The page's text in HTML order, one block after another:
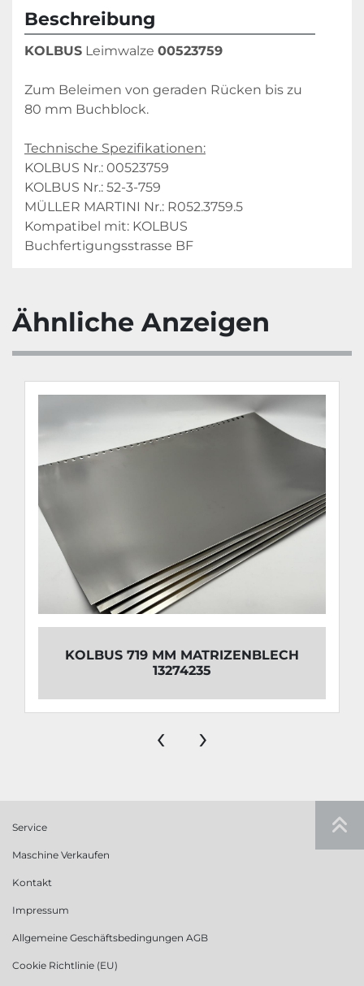
Beschreibung
KOLBUS Leimwalze 00523759
Zum Beleimen von geraden Rücken bis zu
80 mm Buchblock.
Technische Spezifikationen:
KOLBUS Nr.: 00523759
KOLBUS Nr.: 52-3-759
MÜLLER MARTINI Nr.: R052.3759.5
Kompatibel mit: KOLBUS
Buchfertigungsstrasse BF
Ähnliche Anzeigen
KOLBUS 719 MM MATRIZENBLECH
13274235
‹ ›
Service
Maschine Verkaufen
Kontakt
Impressum
Allgemeine Geschäftsbedingungen AGB
Cookie Richtlinie (EU)